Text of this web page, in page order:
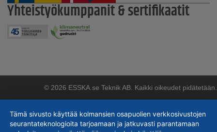
Yhteistyökumppanit & sertifikaatit
© 2026 ESSKA.se Teknik AB. Kaikki oikeudet pidätetään.
Tämä sivusto käyttää kolmansien osapuolien verkkosivustojen
seurantateknologioita tarjoamaan ja jatkuvasti parantamaan